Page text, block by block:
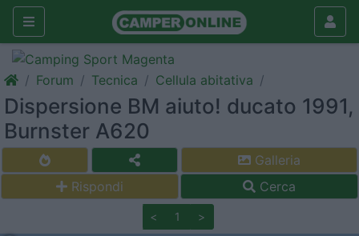
Forum Tecnica Cellula abitativa
Dispersione BM aiuto! ducato 1991,
Burnster A620
Galleria
Rispondi
Cerca
< 1 >